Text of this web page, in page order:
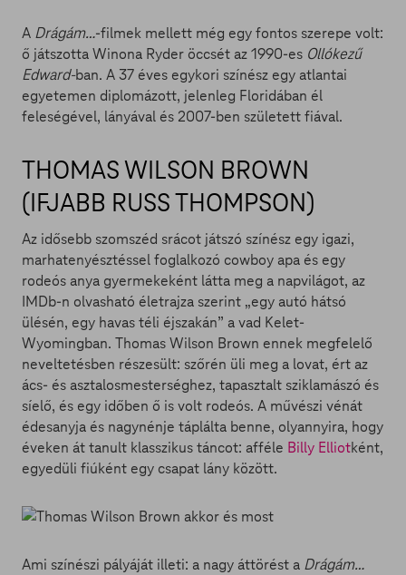
A Drágám…-filmek mellett még egy fontos szerepe volt:
ő játszotta Winona Ryder öccsét az 1990-es Ollókezű
Edward-ban. A 37 éves egykori színész egy atlantai
egyetemen diplomázott, jelenleg Floridában él
feleségével, lányával és 2007-ben született fiával.
THOMAS WILSON BROWN
(IFJABB RUSS THOMPSON)
Az idősebb szomszéd srácot játszó színész egy igazi,
marhatenyésztéssel foglalkozó cowboy apa és egy
rodeós anya gyermekeként látta meg a napvilágot, az
IMDb-n olvasható életrajza szerint „egy autó hátsó
ülésén, egy havas téli éjszakán” a vad Kelet-
Wyomingban. Thomas Wilson Brown ennek megfelelő
neveltetésben részesült: szőrén üli meg a lovat, ért az
ács- és asztalosmesterséghez, tapasztalt sziklamászó és
síelő, és egy időben ő is volt rodeós. A művészi vénát
édesanyja és nagynénje táplálta benne, olyannyira, hogy
éveken át tanult klasszikus táncot: afféle Billy Elliotként,
egyedüli fiúként egy csapat lány között.
Ami színészi pályáját illeti: a nagy áttörést a Drágám…